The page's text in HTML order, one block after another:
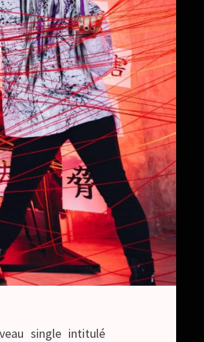
single intitulé